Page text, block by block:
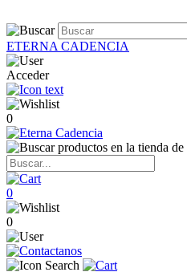
ETERNA CADENCIA
Acceder
0
0
0